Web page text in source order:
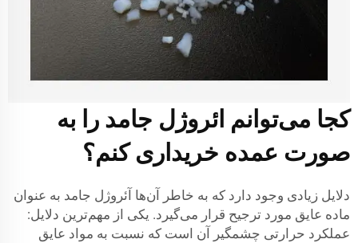
کجا می‌توانم ائروژل جامد را به
صورت عمده خریداری کنم؟
دلایل زیادی وجود دارد که به خاطر آن‌ها آئروژل جامد به عنوان
ماده عایق مورد ترجیح قرار می‌گیرد. یکی از مهم‌ترین دلایل:
عملکرد حرارتی چشمگیر آن است که نسبت به مواد عایق